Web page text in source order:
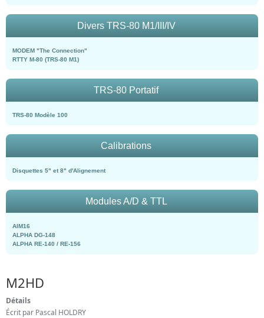
Divers TRS-80 M1/III/IV
MODEM "The Connection"
RTTY M-80 (TRS-80 M1)
TRS-80 Portatif
TRS-80 Modèle 100
Calibrations
Disquettes 5" et 8" d'Alignement
Modules A/D & TTL
AIM16
ALPHA DG-148
ALPHA RE-140 / RE-156
M2HD
Détails
Écrit par Pascal HOLDRY